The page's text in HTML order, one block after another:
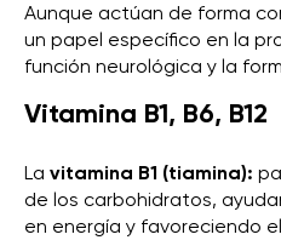
Aunque actúan de forma
un papel específico en la
función neurológica y la
Vitamina B1, B6, B12
La vitamina B1 (tiamina):
de los carbohidratos,
en energía y favoreciendo